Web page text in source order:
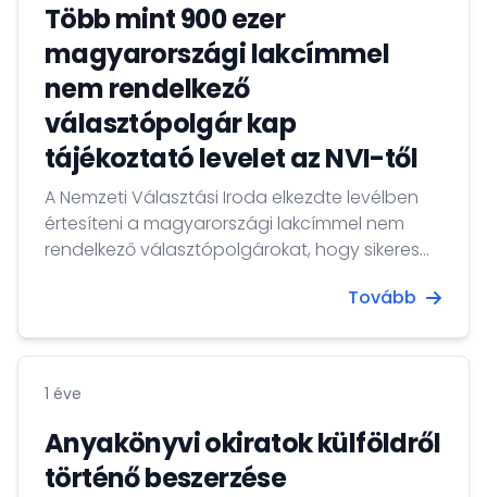
Több mint 900 ezer
magyarországi lakcímmel
nem rendelkező
választópolgár kap
tájékoztató levelet az NVI-től
A Nemzeti Választási Iroda elkezdte levélben
értesíteni a magyarországi lakcímmel nem
rendelkező választópolgárokat, hogy sikeres
szavazni az országgyűlési választásokon
részletes tájékoztató található a levélszavazás
Tovább
1 éve
Anyakönyvi okiratok külföldről
történő beszerzése